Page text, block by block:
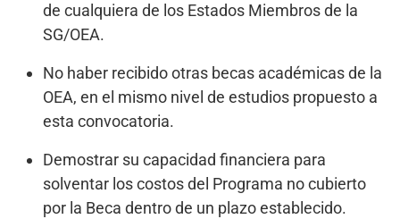
de cualquiera de los Estados Miembros de la
SG/OEA.
No haber recibido otras becas académicas de la
OEA, en el mismo nivel de estudios propuesto a
esta convocatoria.
Demostrar su capacidad financiera para
solventar los costos del Programa no cubierto
por la Beca dentro de un plazo establecido.